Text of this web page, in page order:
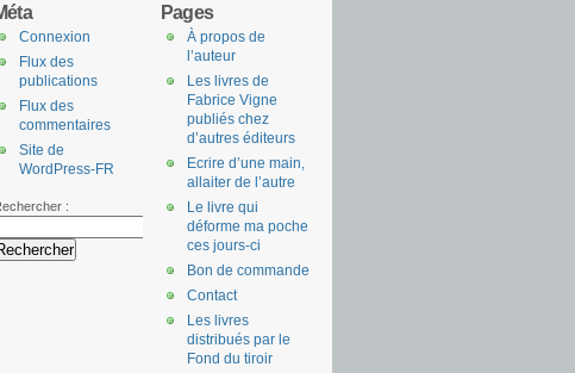
Pages
À propos de
l’auteur
Les livres de
Fabrice Vigne
publiés chez
d’autres éditeurs
Ecrire d’une main,
allaiter de l’autre
Le livre qui
déforme ma poche
ces jours-ci
Bon de commande
Contact
Les livres
distribués par le
Fond du tiroir
Connexion
Flux des
publications
Flux des
commentaires
Site de
WordPress-FR
: